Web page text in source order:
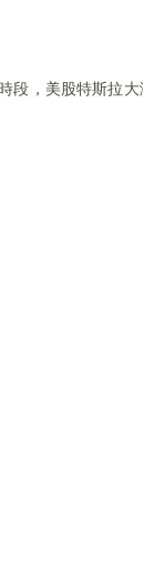
，美股特斯拉